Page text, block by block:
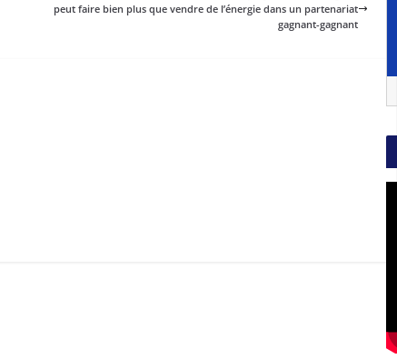
peut faire bien plus que vendre de l’énergie dans un partenariat
gagnant-gagnant